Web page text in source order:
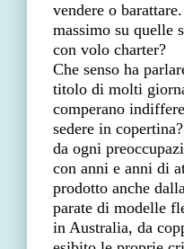
vendere o
massimo su quelle
con volo charter?
Che senso ha
titolo di molti
comperano
sedere in
da ogni
con anni e anni di
prodotto anche
parate di modelle
in Australia, da